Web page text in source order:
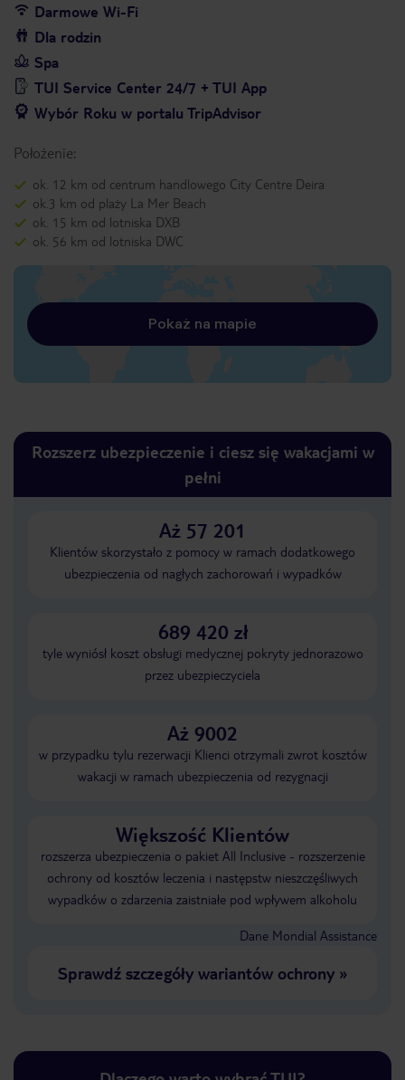
Darmowe Wi-Fi
Dla rodzin
Spa
TUI Service Center 24/7 + TUI App
Wybór Roku w portalu TripAdvisor
Położenie:
ok. 12 km od centrum handlowego City Centre Deira
ok.3 km od plaży La Mer Beach
ok. 15 km od lotniska DXB
ok. 56 km od lotniska DWC
Pokaż na mapie
Rozszerz ubezpieczenie i ciesz się wakacjami w
pełni
Aż 57 201
Klientów skorzystało z pomocy w ramach dodatkowego
ubezpieczenia od nagłych zachorowań i wypadków
689 420 zł
tyle wyniósł koszt obsługi medycznej pokryty jednorazowo
przez ubezpieczyciela
Aż 9002
w przypadku tylu rezerwacji Klienci otrzymali zwrot kosztów
wakacji w ramach ubezpieczenia od rezygnacji
Większość Klientów
rozszerza ubezpieczenia o pakiet All Inclusive - rozszerzenie
ochrony od kosztów leczenia i następstw nieszczęśliwych
wypadków o zdarzenia zaistniałe pod wpływem alkoholu
Dane Mondial Assistance
Sprawdź szczegóły wariantów ochrony»